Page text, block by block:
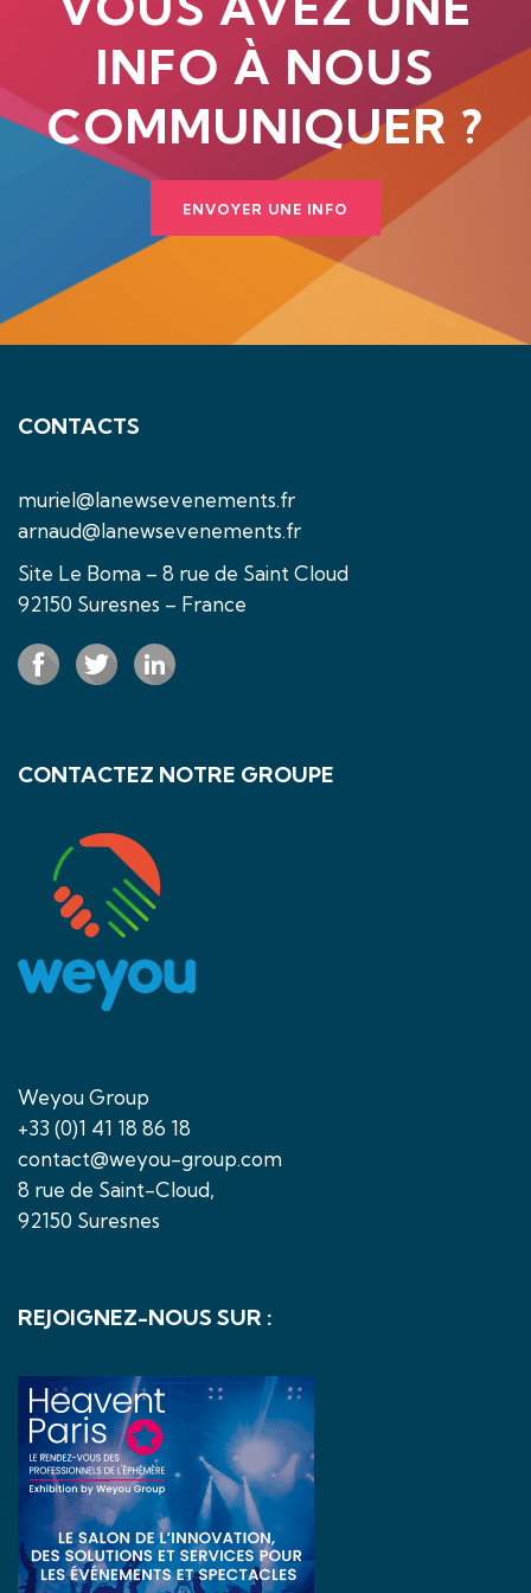
INFO À NOUS
COMMUNIQUER ?
ENVOYER UNE INFO
CONTACTS
muriel@lanewsevenements.fr
arnaud@lanewsevenements.fr
Site Le Boma – 8 rue de Saint Cloud
92150 Suresnes – France
CONTACTEZ NOTRE GROUPE
Weyou Group
+33 (0)1 41 18 86 18
contact@weyou-group.com
8 rue de Saint-Cloud,
92150 Suresnes
REJOIGNEZ-NOUS SUR :